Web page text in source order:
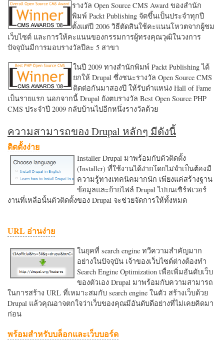
รางวัล Open Source CMS Award ของสำนัก
พิมพ์ Packt Publishing จัดขึ้นเป็นประจำทุกปี
ตั้งแต่ปี 2006 วิธีตัดสินใช้คะแนนโหวตจากผู้ชม
เว็บไซต์ และการให้คะแนนของกรรมการผู้ทรงคุณวุฒิในวงการ
ปัจจุบันมีการมอบรางวัลปีละ 5 สาขา
ในปี 2009 ทางสำนักพิมพ์ Packt Publishing ได้
ยกให้ Drupal ซึ่งชนะรางวัล Open Source CMS
ติดต่อกันมาสองปี ให้รับตำแหน่ง Hall of Fame
เป็นรายแรก นอกจากนี้ Drupal ยังตบรางวัล Best Open Source PHP
CMS ประจำปี 2009 กลับบ้านไปอีกหนึ่งรางวัลด้วย
ความสามารถของ Drupal หลักๆ มีดังนี้
ติดตั้งง่าย
Installer Drupal มาพร้อมกับตัวติดตั้ง
(Installer) ที่ใช้งานได้ง่ายโดยไม่จำเป็นต้องมี
ความรู้ทางเทคนิคมากนัก เพียงแค่สร้างฐาน
ข้อมูลและย้ายไฟล์ Drupal ไปบนเซิร์ฟเวอร์
งานที่เหลือนั้นตัวติดตั้งของ Drupal จะช่วยจัดการให้ทั้งหมด
URL อ่านง่าย
ในยุคที่ search engine ทวีความสำคัญมาก
อย่างในปัจจุบัน เจ้าของเว็บไซต์ต่างต้องทำ
Search Engine Optimization เพื่อเพิ่มอันดับเว็บ
ของตัวเอง Drupal มาพร้อมกับความสามารถ
ในการสร้าง URL ที่เหมาะสมกับ search engine ในตัว สร้างเว็บด้วย
Drupal แล้วคุณอาจตกใจว่าเว็บของคุณมีอันดับดีอย่างที่ไม่เคยคิดมา
ก่อน
พร้อมสำหรับบล็อกและเว็บบอร์ด